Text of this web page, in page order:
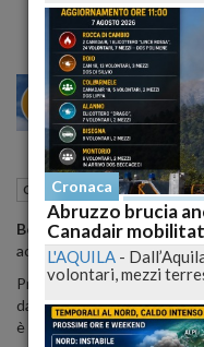
Cronaca nazionale 05
BeleneCecilia Rodriguez
accendono il web.
Prima la maggiore ha
da anni, poi la minore che
è diventata quasi ricercata
Cronaca
Abruzzo brucia
Canadair
L'AQUILA -
volontari, mezzi